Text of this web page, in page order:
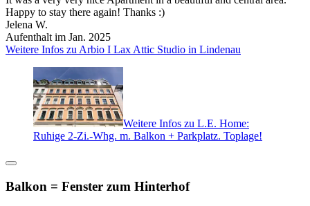
Happy to stay there again! Thanks :)
Jelena W.
Aufenthalt im Jan. 2025
Weitere Infos zu Arbio I Lax Attic Studio in Lindenau
Weitere Infos zu L.E. Home:
Ruhige 2-Zi.-Whg. m. Balkon + Parkplatz. Toplage!
Balkon = Fenster zum Hinterhof